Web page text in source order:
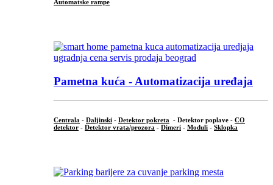
Automatske rampe
Pametna kuća - Automatizacija uređaja
Centrala - Daljinski - Detektor pokreta - Detektor poplave - CO
detektor - Detektor vrata/prozora - Dimeri - Moduli - Sklopka